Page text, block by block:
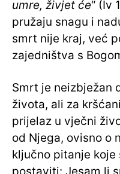
umre, živjet će“ (Iv
pružaju snagu i
smrt nije kraj, već
zajedništva s
Smrt je neizbježan
života, ali za
prijelaz u vječni
od Njega, ovisno o
ključno pitanje